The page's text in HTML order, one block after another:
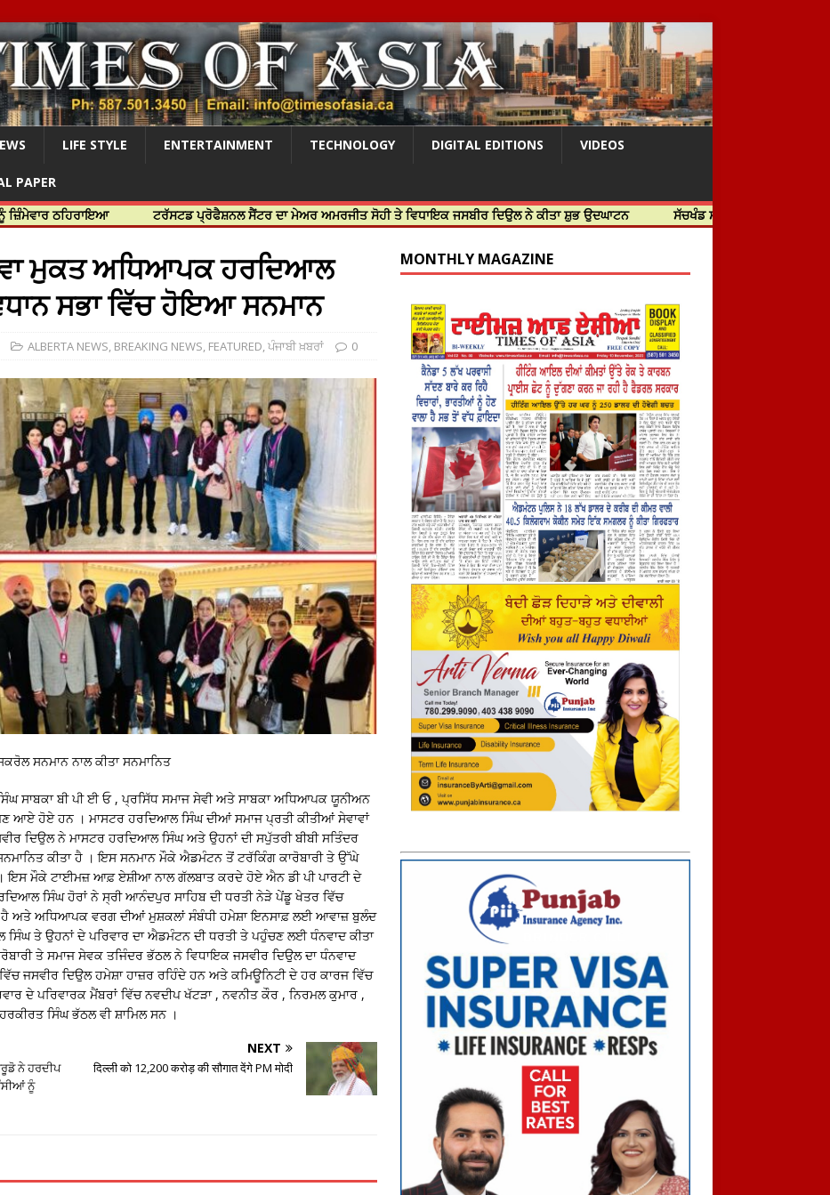
LIFE STYLE ENTERTAINMENT TECHNOLOGY DIGITAL EDITIONS VIDEOS
PAPER
ਟਰੱਸਟਡ ਪ੍ਰੋਫੈਸ਼ਨਲ ਸੈਂਟਰ ਦਾ ਮੇਅਰ ਅਮਰਜੀਤ ਸੋਹੀ ਤੇ ਵਿਧਾਇਕ ਜਸਬੀਰ ਦਿਉਲ ਨੇ ਕੀਤਾ ਸ਼ੁਭ ਉਦਘਾਟਨ ਸੱਚਖੰਡ ਸ੍ਰੀ ਹਰਿਮੰਦਰ ਸਾਹਿਬ ਵਿਖੇ ਸਜੇ ਜਲੌਅ
ਮੁਕਤ ਅਧਿਆਪਕ ਹਰਦਿਆਲ
ਸਭਾ ਵਿੱਚ ਹੋਇਆ ਸਨਮਾਨ
ALBERTA NEWS, BREAKING NEWS, FEATURED,ਪੰਜਾਬੀ ਖ਼ਬਰਾਂ 0
ਸਨਮਾਨ ਨਾਲ ਕੀਤਾ ਸਨਮਾਨਿਤ
ਸਾਬਕਾ ਬੀ ਪੀ ਈ ਓ , ਪ੍ਰਸਿੱਧ ਸਮਾਜ ਸੇਵੀ ਅਤੇ ਸਾਬਕਾ ਅਧਿਆਪਕ ਯੂਨੀਅਨ
ਹੋਏ ਹਨ । ਮਾਸਟਰ ਹਰਦਿਆਲ ਸਿੰਘ ਦੀਆਂ ਸਮਾਜ ਪ੍ਰਤੀ ਕੀਤੀਆਂ ਸੇਵਾਵਾਂ
ਦਿਉਲ ਨੇ ਮਾਸਟਰ ਹਰਦਿਆਲ ਸਿੰਘ ਅਤੇ ਉਹਨਾਂ ਦੀ ਸਪੁੱਤਰੀ ਬੀਬੀ ਸਤਿੰਦਰ
ਕੀਤਾ ਹੈ । ਇਸ ਸਨਮਾਨ ਮੌਕੇ ਐਡਮੰਟਨ ਤੋਂ ਟਰੱਕਿੰਗ ਕਾਰੋਬਾਰੀ ਤੇ ਉੱਘੇ
ਇਸ ਮੌਕੇ ਟਾਈਮਜ਼ ਆਫ਼ ਏਸ਼ੀਆ ਨਾਲ ਗੱਲਬਾਤ ਕਰਦੇ ਹੋਏ ਐਨ ਡੀ ਪੀ ਪਾਰਟੀ ਦੇ
ਸਿੰਘ ਹੋਰਾਂ ਨੇ ਸ੍ਰੀ ਆਨੰਦਪੁਰ ਸਾਹਿਬ ਦੀ ਧਰਤੀ ਨੇੜੇ ਪੇਂਡੂ ਖੇਤਰ ਵਿੱਚ
ਹੈ ਅਤੇ ਅਧਿਆਪਕ ਵਰਗ ਦੀਆਂ ਮੁਸ਼ਕਲਾਂ ਸੰਬੰਧੀ ਹਮੇਸ਼ਾ ਇਨਸਾਫ਼ ਲਈ ਆਵਾਜ਼ ਬੁਲੰਦ
ਤੇ ਉਹਨਾਂ ਦੇ ਪਰਿਵਾਰ ਦਾ ਐਡਮੰਟਨ ਦੀ ਧਰਤੀ ਤੇ ਪਹੁੰਚਣ ਲਈ ਧੰਨਵਾਦ ਕੀਤਾ
ਤੇ ਸਮਾਜ ਸੇਵਕ ਤਜਿੰਦਰ ਭੱਠਲ ਨੇ ਵਿਧਾਇਕ ਜਸਵੀਰ ਦਿਉਲ ਦਾ ਧੰਨਵਾਦ
ਜਸਵੀਰ ਦਿਉਲ ਹਮੇਸ਼ਾ ਹਾਜ਼ਰ ਰਹਿੰਦੇ ਹਨ ਅਤੇ ਕਮਿਊਨਿਟੀ ਦੇ ਹਰ ਕਾਰਜ ਵਿੱਚ
ਦੇ ਪਰਿਵਾਰਕ ਮੈਂਬਰਾਂ ਵਿੱਚ ਨਵਦੀਪ ਖੱਟੜਾ , ਨਵਨੀਤ ਕੌਰ , ਨਿਰਮਲ ਕੁਮਾਰ ,
ਸਿੰਘ ਭੱਠਲ ਵੀ ਸ਼ਾਮਿਲ ਸਨ ।
ਨੇ ਹਰਦੀਪ
ਨੂੰ
NEXT
दिल्ली को 12,200 करोड़ की सौगात देंगे PM मोदी
MONTHLY MAGAZINE